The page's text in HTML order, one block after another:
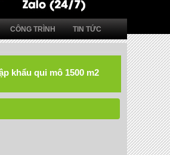
CÔNG TRÌNH TIN TỨC
khẩu qui mô 1500 m2